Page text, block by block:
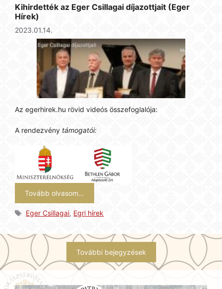
Kihirdették az Eger Csillagai díjazottjait (Eger
Hírek)
2023.01.14.
Az egerhirek.hu rövid videós összefoglalója:
A rendezvény támogatói:
Tovább olvasom…
Címkék
Eger Csillagai, Egri hírek
További bejegyzések